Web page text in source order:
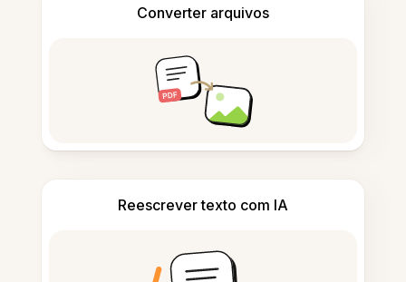
Converter arquivos
Reescrever texto com IA